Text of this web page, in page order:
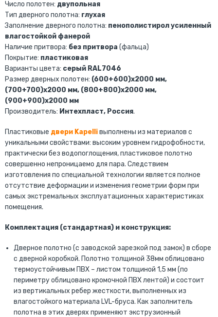
Число полотен: двупольная
Тип дверного полотна: глухая
Заполнение дверного полотна: пенополистирол усиленный
влагостойкой фанерой
Наличие притвора: без притвора (фальца)
Покрытие: пластиковая
Варианты цвета: серый RAL7046
Размер дверных полотен: (600+600)х2000 мм,
(700+700)х2000 мм, (800+800)х2000 мм,
(900+900)х2000 мм
Производитель: Интехпласт, Россия.
Пластиковые двери Kapelliвыполнены из материалов с
уникальными свойствами: высоким уровнем гидрофобности,
практически без водопоглощения, пластиковое полотно
совершенно непроницаемо для пара. Следствием
изготовления по специальной технологии является полное
отсутствие деформации и изменения геометрии форм при
самых экстремальных эксплуатационных характеристиках
помещения.
Комплектация (стандартная) и конструкция:
Дверное полотно (с заводской зарезкой под замок) в сборе
с дверной коробкой. Полотно толщиной 38мм облицовано
термоустойчивым ПВХ – листом толщиной 1,5 мм (по
периметру облицовано кромочной ПВХ лентой) и состоит
из вертикальных ребер жесткости, выполненных из
влагостойкого материала LVL-бруса. Как заполнитель
полотна в этих дверях применяют экструзионный